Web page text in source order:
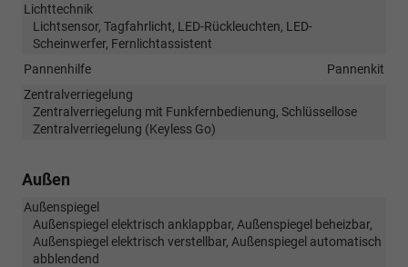
Lichttechnik
Lichtsensor, Tagfahrlicht, LED-Rückleuchten, LED-
Scheinwerfer, Fernlichtassistent
Pannenhilfe
Pannenkit
Zentralverriegelung
Zentralverriegelung mit Funkfernbedienung, Schlüssellose
Zentralverriegelung (Keyless Go)
Außen
Außenspiegel
Außenspiegel elektrisch anklappbar, Außenspiegel beheizbar,
Außenspiegel elektrisch verstellbar, Außenspiegel automatisch
abblendend